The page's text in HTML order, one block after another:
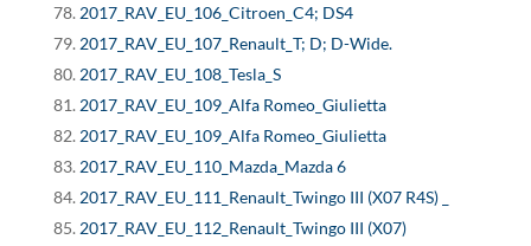
2017_RAV_EU_106_Citroen_C4; DS4
2017_RAV_EU_107_Renault_T; D; D-Wide.
2017_RAV_EU_108_Tesla_S
2017_RAV_EU_109_Alfa Romeo_Giulietta
2017_RAV_EU_109_Alfa Romeo_Giulietta
2017_RAV_EU_110_Mazda_Mazda 6
2017_RAV_EU_111_Renault_Twingo III (X07 R4S) _
2017_RAV_EU_112_Renault_Twingo III (X07)